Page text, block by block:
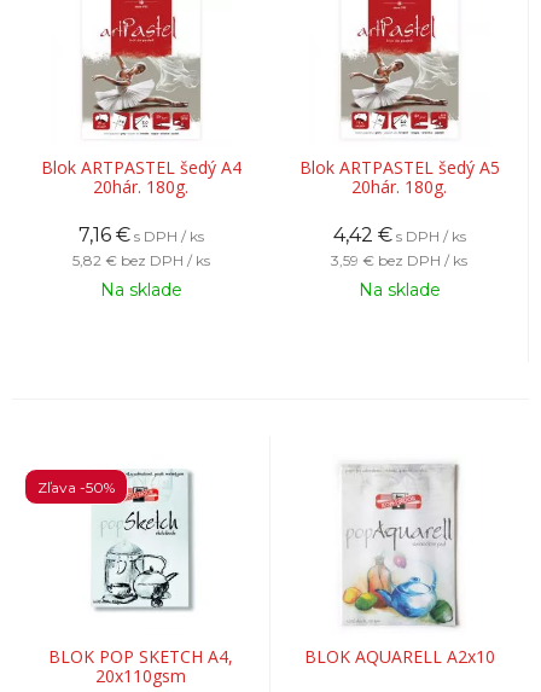
Blok ARTPASTEL šedý A4
20hár. 180g.
7,16 € s DPH / ks
5,82 € bez DPH / ks
Na sklade
Blok ARTPASTEL šedý A5
20hár. 180g.
4,42 € s DPH / ks
3,59 € bez DPH / ks
Na sklade
BLOK POP SKETCH A4,
20x110gsm
Zľava -50%
BLOK AQUARELL A2x10